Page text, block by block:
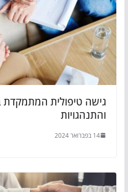
גישה טיפולית המתמקדת
והתנהגויות
14 בפברואר 2024